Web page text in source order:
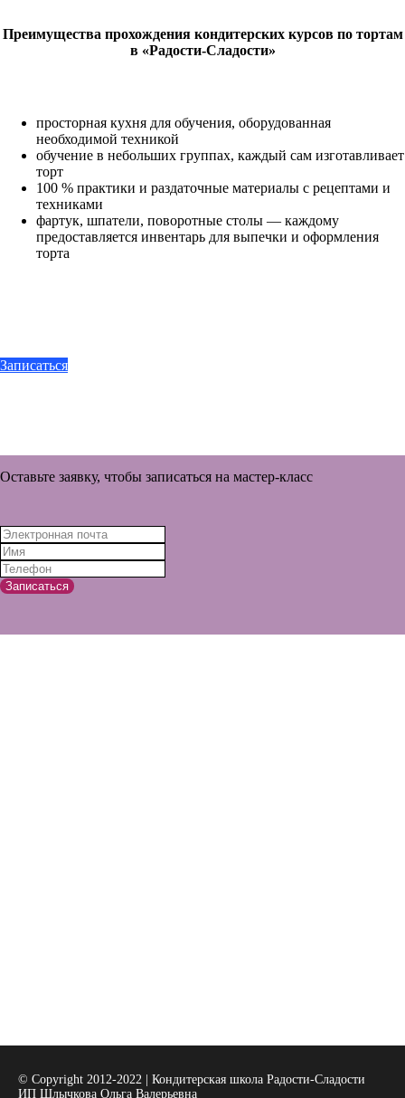
Преимущества прохождения кондитерских курсов по тортам
в «Радости-Сладости»
просторная кухня для обучения, оборудованная
необходимой техникой
обучение в небольших группах, каждый сам изготавливает
торт
100 % практики и раздаточные материалы с рецептами и
техниками
фартук, шпатели, поворотные столы — каждому
предоставляется инвентарь для выпечки и оформления
торта
Записаться
Оставьте заявку, чтобы записаться на мастер-класс
Записаться
© Copyright 2012-2022 | Кондитерская школа Радости-Сладости
ИП Шлычкова Ольга Валерьевна